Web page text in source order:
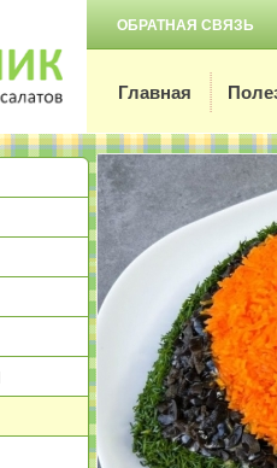
ОБРАТНАЯ СВЯЗЬ
Главная